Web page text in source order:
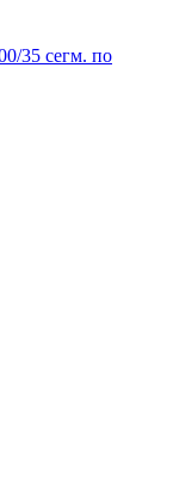
35 сегм. по